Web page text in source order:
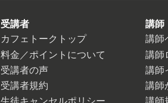
受講者
カフェトークトップ
料金／ポイントについて
受講者の声
受講者規約
生徒キャンセルポリシー
講師
講師
講師
講師
講師
講師